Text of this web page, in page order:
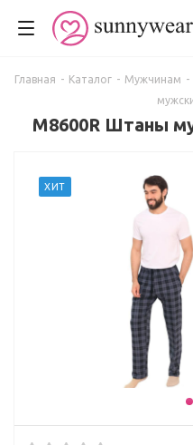
Главная - Каталог - Мужчинам -
М8600R Штаны
ХИТ